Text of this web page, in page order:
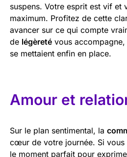
suspens. Votre esprit est vif et
maximum. Profitez de cette
avancer sur ce qui compte
de légèreté vous
se mettaient enfin en place.
Amour et
Sur le plan sentimental, la
cœur de votre journée. Si vous
le moment parfait pour